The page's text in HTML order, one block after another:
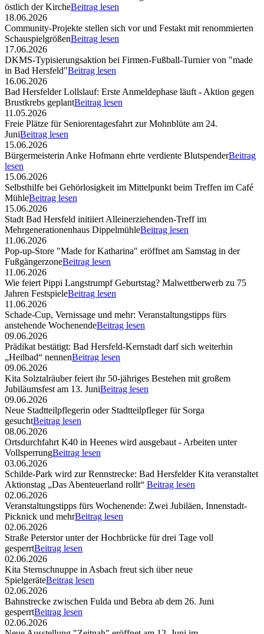
östlich der KircheBeitrag lesen
18.06.2026
Community-Projekte stellen sich vor und Festakt mit renommierten
SchauspielgrößenBeitrag lesen
17.06.2026
DKMS-Typisierungsaktion bei Firmen-Fußball-Turnier von "made
in Bad Hersfeld"Beitrag lesen
16.06.2026
Bad Hersfelder Lollslauf: Erste Anmeldephase läuft - Aktion gegen
Brustkrebs geplantBeitrag lesen
11.05.2026
Freie Plätze für Seniorentagesfahrt zur Mohnblüte am 24.
JuniBeitrag lesen
15.06.2026
Bürgermeisterin Anke Hofmann ehrte verdiente BlutspenderBeitrag
lesen
15.06.2026
Selbsthilfe bei Gehörlosigkeit im Mittelpunkt beim Treffen im Café
MühleBeitrag lesen
15.06.2026
Stadt Bad Hersfeld initiiert Alleinerziehenden-Treff im
Mehrgenerationenhaus DippelmühleBeitrag lesen
11.06.2026
Pop-up-Store "Made for Katharina" eröffnet am Samstag in der
FußgängerzoneBeitrag lesen
11.06.2026
Wie feiert Pippi Langstrumpf Geburtstag? Malwettberwerb zu 75
Jahren FestspieleBeitrag lesen
11.06.2026
Schade-Cup, Vernissage und mehr: Veranstaltungstipps fürs
anstehende WochenendeBeitrag lesen
09.06.2026
Prädikat bestätigt: Bad Hersfeld-Kernstadt darf sich weiterhin
„Heilbad“ nennenBeitrag lesen
09.06.2026
Kita Solztalräuber feiert ihr 50-jähriges Bestehen mit großem
Jubiläumsfest am 13. JuniBeitrag lesen
09.06.2026
Neue Stadtteilpflegerin oder Stadtteilpfleger für Sorga
gesuchtBeitrag lesen
08.06.2026
Ortsdurchfahrt K40 in Heenes wird ausgebaut - Arbeiten unter
VollsperrungBeitrag lesen
03.06.2026
Schilde-Park wird zur Rennstrecke: Bad Hersfelder Kita veranstaltet
Aktionstag „Das Abenteuerland rollt“ Beitrag lesen
02.06.2026
Veranstaltungstipps fürs Wochenende: Zwei Jubiläen, Innenstadt-
Picknick und mehrBeitrag lesen
02.06.2026
Straße Peterstor unter der Hochbrücke für drei Tage voll
gesperrtBeitrag lesen
02.06.2026
Kita Sternschnuppe in Asbach freut sich über neue
SpielgeräteBeitrag lesen
02.06.2026
Bahnstrecke zwischen Fulda und Bebra ab dem 26. Juni
gesperrtBeitrag lesen
02.06.2026